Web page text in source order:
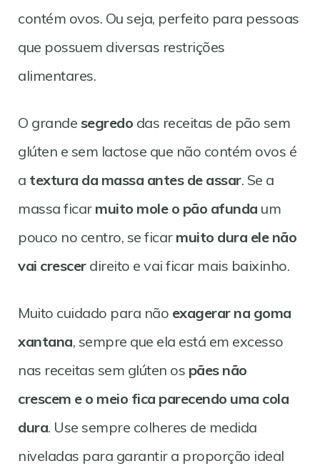
contém ovos. Ou seja, perfeito para pessoas
que possuem diversas restrições
alimentares.
O grande segredo das receitas de pão sem
glúten e sem lactose que não contém ovos é
a textura da massa antes de assar. Se a
massa ficar muito mole o pão afunda um
pouco no centro, se ficar muito dura ele não
vai crescerdireito e vai ficar mais baixinho.
Muito cuidado para não exagerar na goma
xantana, sempre que ela está em excesso
nas receitas sem glúten os pães não
crescem e o meio fica parecendo uma cola
dura. Use sempre colheres de medida
niveladas para garantir a proporção ideal